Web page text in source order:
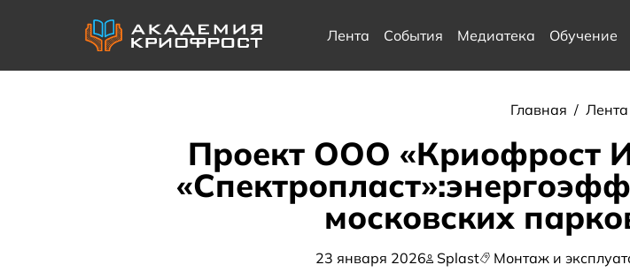
Лента События Медиатека Обучение
Главная / Лента
Проект ООО «Криофрост
московских
23 января 2026 Splast Монтаж и